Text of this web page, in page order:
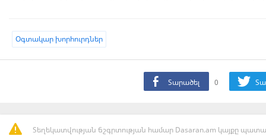
Oգտակար խորհուրդներ
Տարածել 0
Տեղեկատվության ճշգրտության համար Dasaran.am կայքը